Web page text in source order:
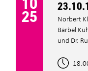
25
Norbert
Bärbel
und Dr.